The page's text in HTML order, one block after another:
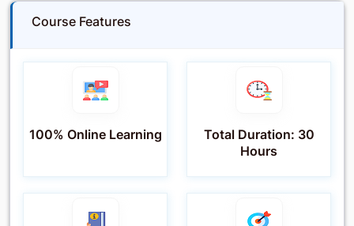
Course Features
100% Online Learning
Total Duration: 30
Hours